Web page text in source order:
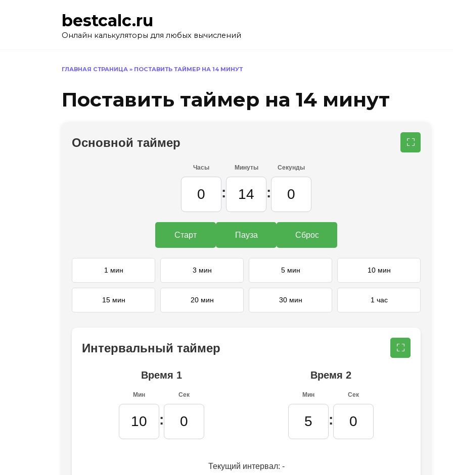
bestcalc.ru
Онлайн калькуляторы для любых вычислений
ГЛАВНАЯ СТРАНИЦА » ПОСТАВИТЬ ТАЙМЕР НА 14 МИНУТ
Поставить таймер на 14 минут
Основной таймер ⛶
Часы
:
Минуты
:
Секунды
Старт Пауза Сброс
1 мин 3 мин 5 мин 10 мин
15 мин 20 мин 30 мин 1 час
Интервальный таймер ⛶
Время 1
Мин
:
Сек
Время 2
Мин
:
Сек
Текущий интервал: -